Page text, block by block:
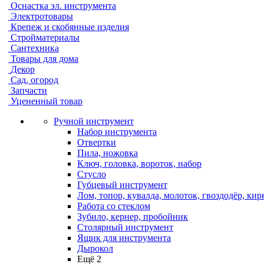
Оснастка эл. инструмента
Электротовары
Крепеж и скобянные изделия
Стройматериалы
Сантехника
Товары для дома
Декор
Сад, огород
Запчасти
Уцененный товар
Ручной инструмент
Набор инструмента
Отвертки
Пила, ножовка
Ключ, головка, вороток, набор
Стусло
Губцевый инструмент
Лом, топор, кувалда, молоток, гвоздодёр,
Работа со стеклом
Зубило, кернер, пробойник
Столярный инструмент
Ящик для инструмента
Дырокол
Ещё 2